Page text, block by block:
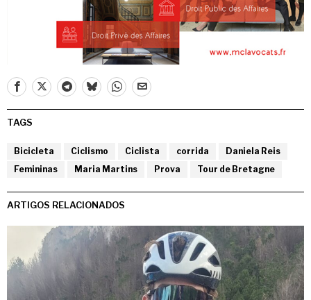
TAGS
Bicicleta Ciclismo Ciclista corrida
Daniela Reis
Femininas
Maria Martins Prova Tour de Bretagne
ARTIGOS RELACIONADOS